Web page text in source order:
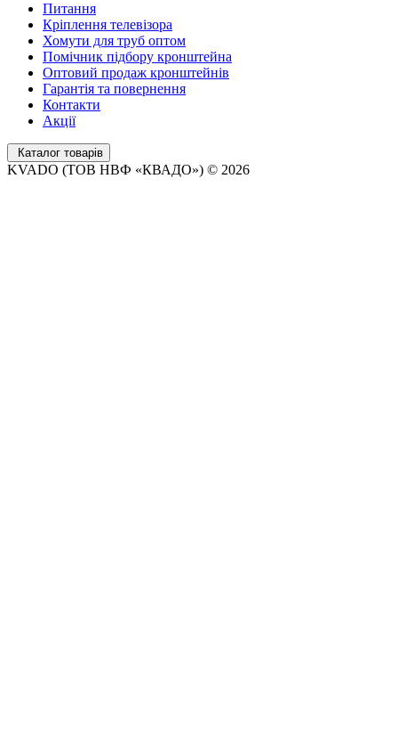
Питання
Кріплення телевізора
Хомути для труб оптом
Помічник підбору кронштейна
Оптовий продаж кронштейнів
Гарантія та повернення
Контакти
Акції
Каталог товарів
KVADO (ТОВ НВФ «КВАДО») © 2026